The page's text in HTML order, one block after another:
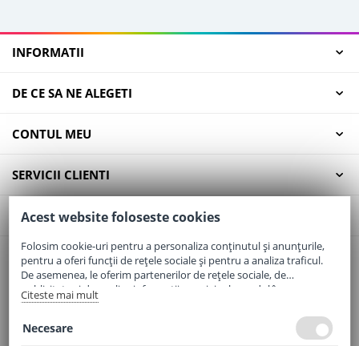
INFORMATII
DE CE SA NE ALEGETI
CONTUL MEU
SERVICII CLIENTI
CONTACT
Email:office@elaptepraf.ro
Telefon:0745-964-449
Adresa:Sos. Borsului, Nr. 20, Oradea, Jud. Bihor
Acest website foloseste cookies
Folosim cookie-uri pentru a personaliza conținutul și anunțurile,
pentru a oferi funcții de rețele sociale și pentru a analiza traficul.
De asemenea, le oferim partenerilor de rețele sociale, de
publicitate și de analize informații cu privire la modul în care
folosiți site-ul nostru. Aceștia le pot combina cu alte informații
Citeste mai mult
Necesare